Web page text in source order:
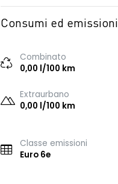
Consumi ed emissioni
Combinato
0,00 l/100 km
Extraurbano
0,00 l/100 km
Classe emissioni
Euro 6e